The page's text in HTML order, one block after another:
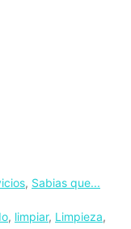
, Sabias que...
, limpiar, Limpieza,